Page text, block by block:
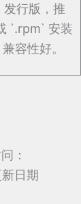
行版，推
`.rpm` 安装
容性好。
：
新日期